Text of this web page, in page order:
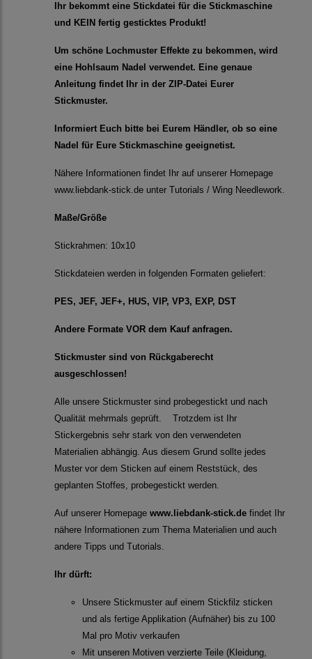
Ihr bekommt eine Stickdatei für die Stickmaschine
und KEIN fertig gesticktes Produkt!
Um schöne Lochmuster Effekte zu bekommen, wird
eine Hohlsaum Nadel verwendet. Eine genaue
Anleitung findet Ihr in der ZIP-Datei Eurer
Stickmuster.
Informiert Euch bitte bei Eurem Händler, ob so eine
Nadel für Eure Stickmaschine geeignetist.
Nähere Informationen findet Ihr auf unserer Homepage
www.liebdank-stick.de unter Tutorials / Wing Needlework.
Maße/Größe
Stickrahmen: 10x10
Stickdateien werden in folgenden Formaten geliefert:
PES, JEF, JEF+, HUS, VIP, VP3, EXP, DST
Andere Formate VOR dem Kauf anfragen.
Stickmuster sind von Rückgaberecht
ausgeschlossen!
Alle unsere Stickmuster sind probegestickt und nach
Qualität mehrmals geprüft. Trotzdem ist Ihr
Stickergebnis sehr stark von den verwendeten
Materialien abhängig. Aus diesem Grund sollte jedes
Muster vor dem Sticken auf einem Reststück, des
geplanten Stoffes, probegestickt werden.
Auf unserer Homepage www.liebdank-stick.de findet Ihr
nähere Informationen zum Thema Materialien und auch
andere Tipps und Tutorials.
Ihr dürft:
Unsere Stickmuster auf einem Stickfilz sticken
und als fertige Applikation (Aufnäher) bis zu 100
Mal pro Motiv verkaufen
Mit unseren Motiven verzierte Teile (Kleidung,